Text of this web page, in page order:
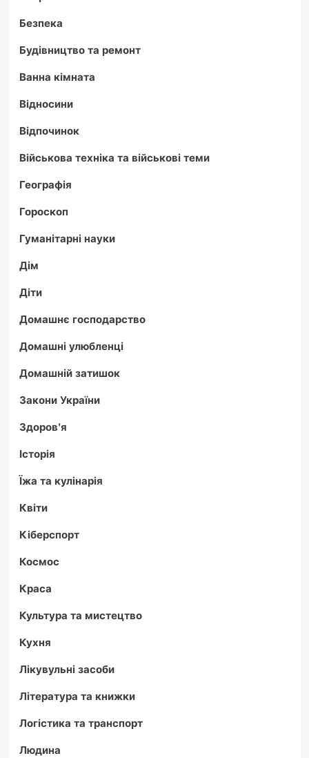
Безпека
Будівництво та ремонт
Ванна кімната
Відносини
Відпочинок
Військова техніка та військові теми
Географія
Гороскоп
Гуманітарні науки
Дім
Діти
Домашнє господарство
Домашні улюбленці
Домашній затишок
Закони України
Здоров'я
Історія
Їжа та кулінарія
Квіти
Кіберспорт
Космос
Краса
Культура та мистецтво
Кухня
Лікувульні засоби
Література та книжки
Логістика та транспорт
Людина